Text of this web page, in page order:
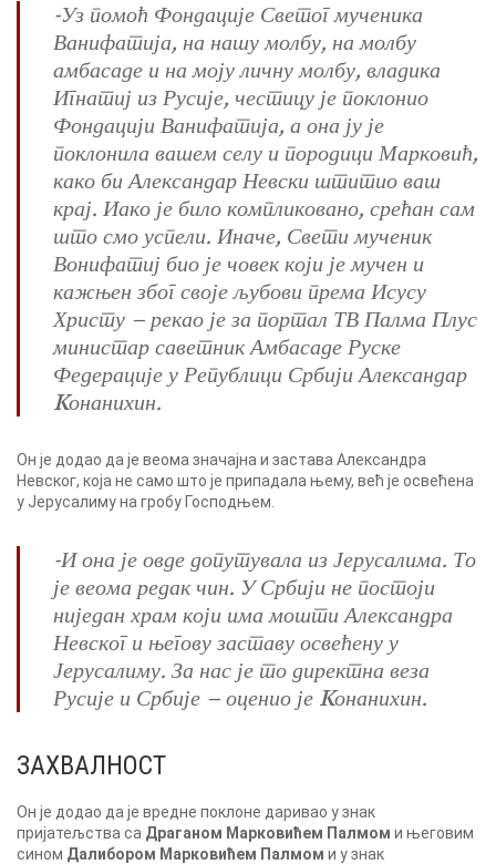
-Уз помоћ Фондације Светог мученика
Ванифатија, на нашу молбу, на молбу
амбасаде и на моју личну молбу, владика
Игнатиј из Русије, честицу је поклонио
Фондацији Ванифатија, а она ју је
поклонила вашем селу и породици Марковић,
како би Александар Невски штитио ваш
крај. Иако је било компликовано, срећан сам
што смо успели. Иначе, Свети мученик
Вонифатиј био је човек који је мучен и
кажњен због своје љубови према Исусу
Христу – рекао је за портал ТВ Палма Плус
министар саветник Амбасаде Руске
Федерације у Републици Србији Александар
Kонанихин.
Он је додао да је веома значајна и застава Александра
Невског, која не само што је припадала њему, већ је освећена
у Јерусалиму на гробу Господњем.
-И она је овде допутувала из Јерусалима. То
је веома редак чин. У Србији не постоји
ниједан храм који има мошти Александра
Невског и његову заставу освећену у
Јерусалиму. За нас је то директна веза
Русије и Србије – оценио је Kонанихин.
ЗАХВАЛНОСТ
Он је додао да је вредне поклоне даривао у знак
пријатељства са Драганом Марковићем Палмом и његовим
сином Далибором Марковићем Палмом и у знак